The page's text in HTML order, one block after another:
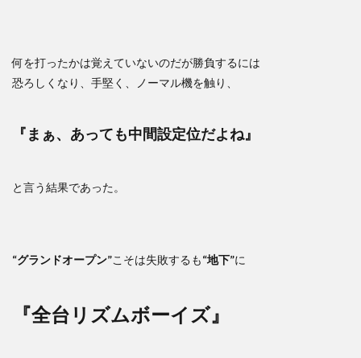
何を打ったかは覚えていないのだが勝負するには
恐ろしくなり、手堅く、ノーマル機を触り、
『まぁ、あっても中間設定位だよね』
と言う結果であった。
“グランドオープン”こそは失敗するも“地下”に
『全台リズムボーイズ』